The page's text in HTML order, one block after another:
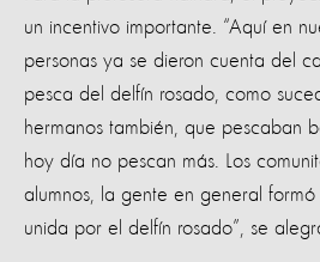
un incentivo importante. “Aquí en
personas ya se dieron cuenta del
pesca del delfín rosado, como
hermanos también, que pescaban
hoy día no pescan más. Los
alumnos, la gente en general
unida por el delfín rosado”, se